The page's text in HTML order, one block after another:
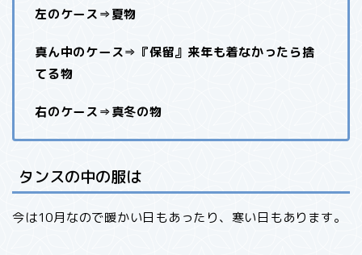
左のケース⇒夏物
真ん中のケース⇒『保留』来年も着なかったら捨
てる物
右のケース⇒真冬の物
タンスの中の服は
今は10月なので暖かい日もあったり、寒い日もあります。